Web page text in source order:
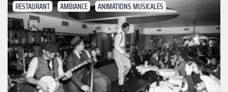
RESTAURANT AMBIANCE ANIMATIONS MUSICALES
Précédent
Suivant